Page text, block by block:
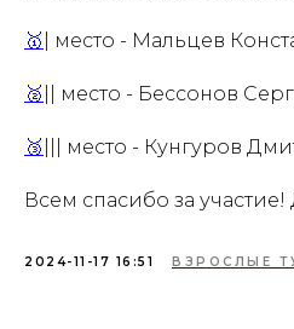
🥇 | место - Мальцев
🥈 || место - Бессонов
🥉 ||| место - Кунгуров
Всем спасибо за
2024-11-17 16:51 ВЗРОСЛЫЕ